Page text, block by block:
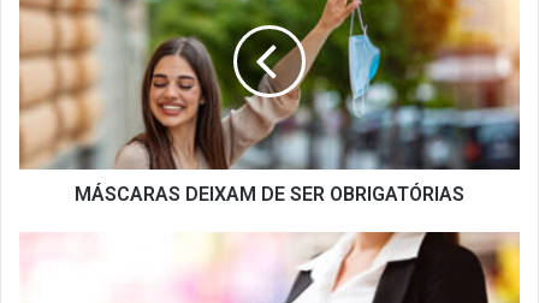
DE
SER
OBRIGATÓRIAS
MÁSCARAS DEIXAM DE SER OBRIGATÓRIAS